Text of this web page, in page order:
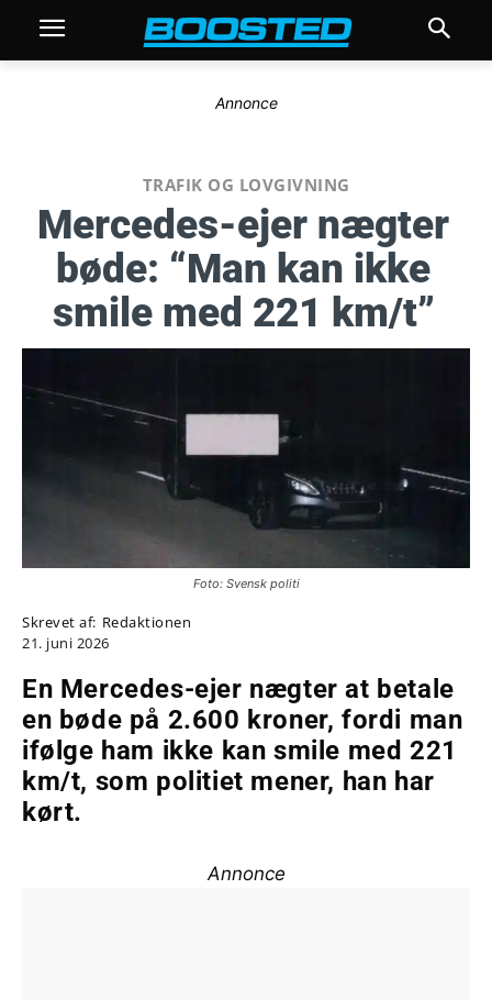
Annonce
TRAFIK OG LOVGIVNING
Mercedes-ejer nægter
bøde: “Man kan ikke
smile med 221 km/t”
Foto: Svensk politi
Skrevet af: Redaktionen
21. juni 2026
En Mercedes-ejer nægter at betale
en bøde på 2.600 kroner, fordi man
ifølge ham ikke kan smile med 221
km/t, som politiet mener, han har
kørt.
Annonce